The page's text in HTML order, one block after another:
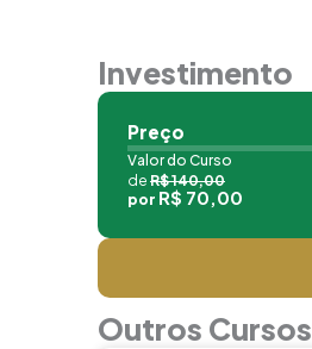
Investimento
Preço
Valor do Curso
de R$ 140,00
por R$ 70,00
Outros Cursos